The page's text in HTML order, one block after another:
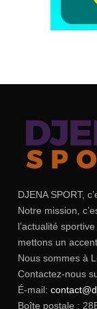
DJENA SPORT,
Notre mission,
l’actualité
mettons un
Nous sommes à
Contactez-nous
É-mail:
Boîte postale :